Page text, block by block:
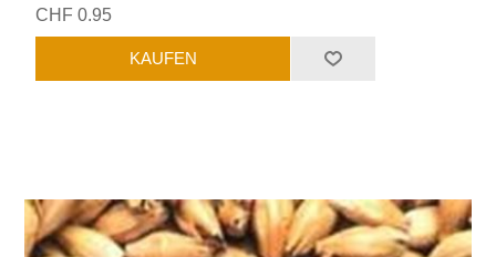
CHF 0.95